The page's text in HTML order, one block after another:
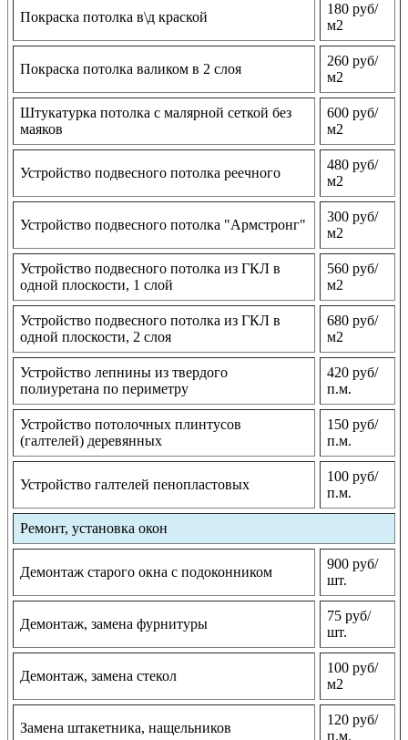
Покраска потолка в\д краской
180 руб/
м2
Покраска потолка валиком в 2 слоя
260 руб/
м2
Штукатурка потолка с малярной сеткой без
маяков
600 руб/
м2
Устройство подвесного потолка реечного
480 руб/
м2
Устройство подвесного потолка "Армстронг"
300 руб/
м2
Устройство подвесного потолка из ГКЛ в
одной плоскости, 1 слой
560 руб/
м2
Устройство подвесного потолка из ГКЛ в
одной плоскости, 2 слоя
680 руб/
м2
Устройство лепнины из твердого
полиуретана по периметру
420 руб/
п.м.
Устройство потолочных плинтусов
(галтелей) деревянных
150 руб/
п.м.
Устройство галтелей пенопластовых
100 руб/
п.м.
Ремонт, установка окон
Демонтаж старого окна с подоконником
900 руб/
шт.
Демонтаж, замена фурнитуры
75 руб/
шт.
Демонтаж, замена стекол
100 руб/
м2
Замена штакетника, нащельников
120 руб/
п.м.